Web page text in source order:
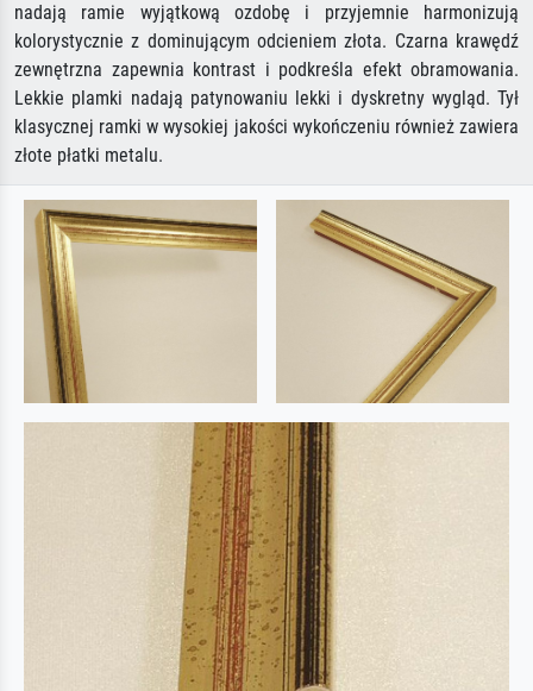
nadają ramie wyjątkową ozdobę i przyjemnie harmonizują
kolorystycznie z dominującym odcieniem złota. Czarna krawędź
zewnętrzna zapewnia kontrast i podkreśla efekt obramowania.
Lekkie plamki nadają patynowaniu lekki i dyskretny wygląd. Tył
klasycznej ramki w wysokiej jakości wykończeniu również zawiera
złote płatki metalu.